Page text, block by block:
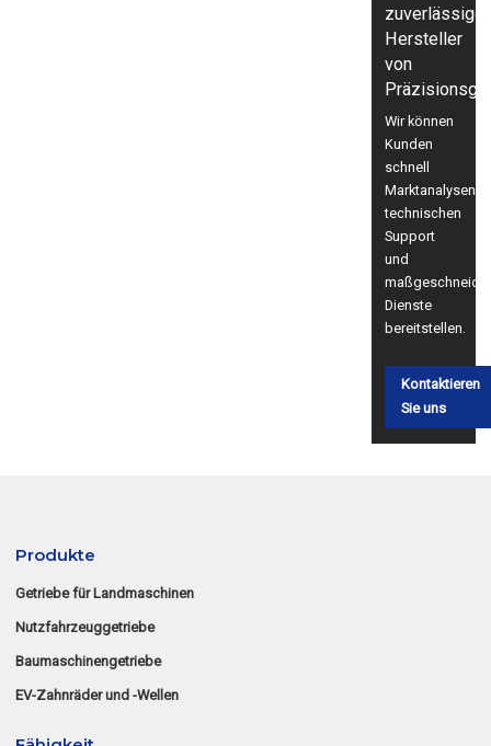
Hersteller
von
Wir können
Kunden
schnell
Marktanalysen,
technischen
Support
und
Dienste
bereitstellen.
Kontaktieren
Sie uns
Produkte
Getriebe für Landmaschinen
Nutzfahrzeuggetriebe
Baumaschinengetriebe
EV-Zahnräder und -Wellen